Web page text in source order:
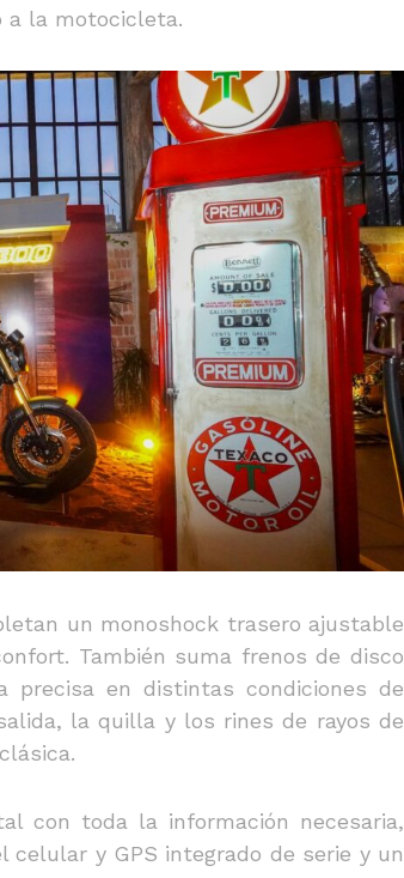
a la motocicleta.
un monoshock trasero ajustable
También suma frenos de disco
precisa en distintas condiciones de
la quilla y los rines de rayos de
con toda la información necesaria,
y GPS integrado de serie y un